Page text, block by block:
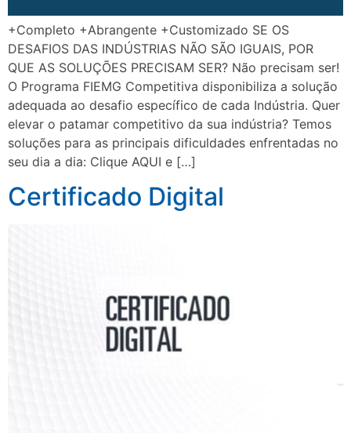
+Completo +Abrangente +Customizado SE OS
DESAFIOS DAS INDÚSTRIAS NÃO SÃO IGUAIS, POR
QUE AS SOLUÇÕES PRECISAM SER? Não precisam ser!
O Programa FIEMG Competitiva disponibiliza a solução
adequada ao desafio específico de cada Indústria. Quer
elevar o patamar competitivo da sua indústria? Temos
soluções para as principais dificuldades enfrentadas no
seu dia a dia: Clique AQUI e […]
Certificado Digital